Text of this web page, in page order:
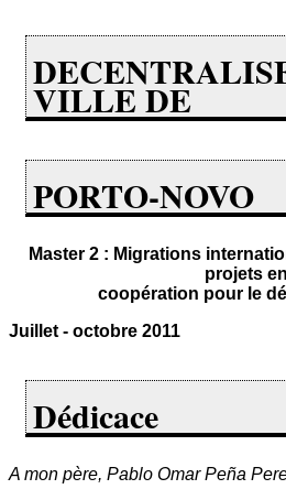
VILLE DE
PORTO-NOVO
Master 2 : Migrations
projets en
coopération pour le
Juillet - octobre 2011
Dédicace
A mon père, Pablo Omar Peña